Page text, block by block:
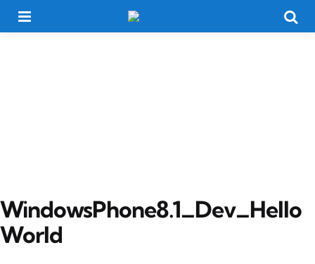
WindowsPhone8.1_Dev_Hello
World